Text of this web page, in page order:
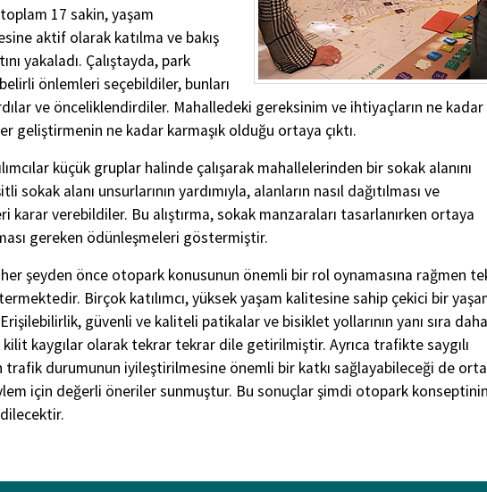
17 sakin, yaşam
aktif olarak katılma ve bakış
yakaladı. Çalıştayda, park
önlemleri seçebildiler, bunları
ve önceliklendirdiler. Mahalledeki gereksinim ve ihtiyaçların ne kadar
geliştirmenin ne kadar karmaşık olduğu ortaya çıktı.
küçük gruplar halinde çalışarak mahallelerinden bir sokak alanını
sokak alanı unsurlarının yardımıyla, alanların nasıl dağıtılması ve
karar verebildiler. Bu alıştırma, sokak manzaraları tasarlanırken ortaya
gereken ödünleşmeleri göstermiştir.
her şeyden önce otopark konusunun önemli bir rol oynamasına rağmen
Birçok katılımcı, yüksek yaşam kalitesine sahip çekici bir
güvenli ve kaliteli patikalar ve bisiklet yollarının yanı sıra daha
kaygılar olarak tekrar tekrar dile getirilmiştir. Ayrıca trafikte saygılı
trafik durumunun iyileştirilmesine önemli bir katkı sağlayabileceği de
için değerli öneriler sunmuştur. Bu sonuçlar şimdi otopark konseptinin